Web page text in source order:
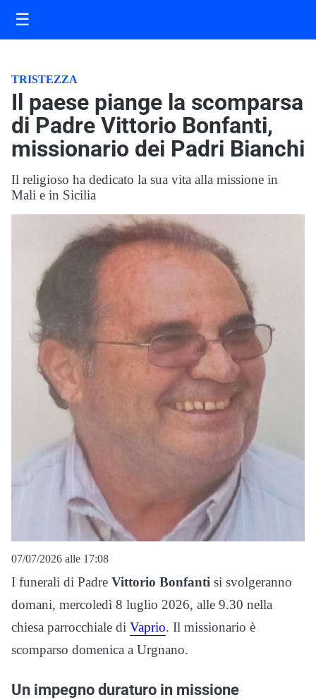
☰
TRISTEZZA
Il paese piange la scomparsa
di Padre Vittorio Bonfanti,
missionario dei Padri Bianchi
Il religioso ha dedicato la sua vita alla missione in
Mali e in Sicilia
07/07/2026 alle 17:08
I funerali di Padre Vittorio Bonfanti si svolgeranno
domani, mercoledì 8 luglio 2026, alle 9.30 nella
chiesa parrocchiale di Vaprio. Il missionario è
scomparso domenica a Urgnano.
Un impegno duraturo in missione